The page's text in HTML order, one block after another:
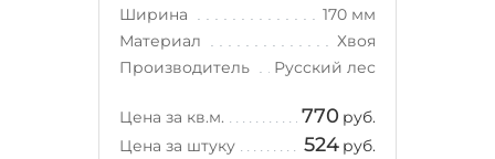
Ширина
170 мм
Материал
Хвоя
Производитель
Русский лес
Цена за кв.м. 770 руб.
Цена за штуку
524 руб.